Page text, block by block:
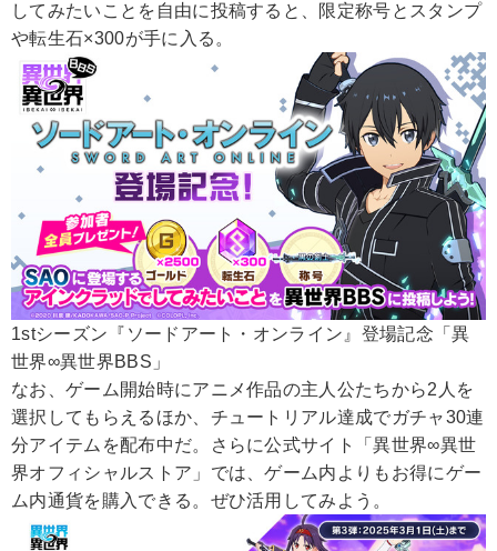
してみたいことを自由に投稿すると、限定称号とスタンプ
や転生石×300が手に入る。
1stシーズン『ソードアート・オンライン』登場記念「異
世界∞異世界BBS」
なお、ゲーム開始時にアニメ作品の主人公たちから2人を
選択してもらえるほか、チュートリアル達成でガチャ30連
分アイテムを配布中だ。さらに公式サイト「異世界∞異世
界オフィシャルストア」では、ゲーム内よりもお得にゲー
ム内通貨を購入できる。ぜひ活用してみよう。